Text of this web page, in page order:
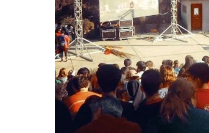
Hit enter to search or ESC to close